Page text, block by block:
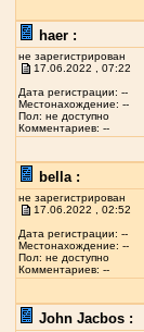
haer :
не зарегистрирован
17.06.2022 , 07:22
Дата регистрации: --
Местонахождение: --
Пол: не доступно
Комментариев: --
bella :
не зарегистрирован
17.06.2022 , 02:52
Дата регистрации: --
Местонахождение: --
Пол: не доступно
Комментариев: --
John Jacbos :